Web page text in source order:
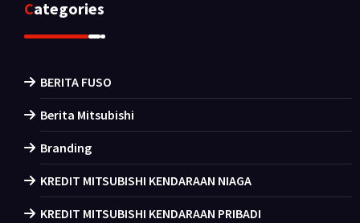
Categories
BERITA FUSO
Berita Mitsubishi
Branding
KREDIT MITSUBISHI KENDARAAN NIAGA
KREDIT MITSUBISHI KENDARAAN PRIBADI